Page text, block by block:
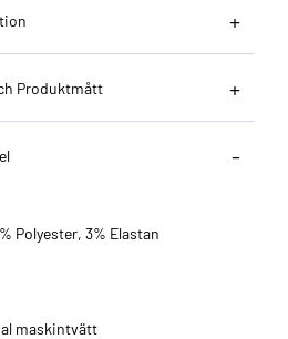
Produktmått
Polyester, 3% Elastan
maskintvätt